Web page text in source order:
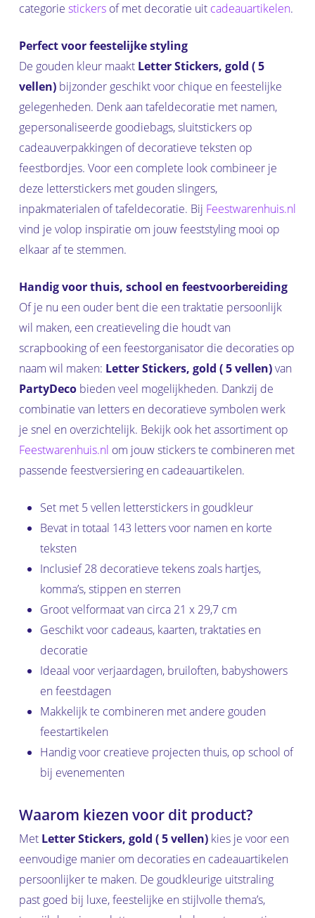
categorie stickersof met decoratie uit cadeauartikelen.
Perfect voor feestelijke styling
De gouden kleur maakt Letter Stickers, gold ( 5
vellen)bijzonder geschikt voor chique en feestelijke
gelegenheden. Denk aan tafeldecoratie met namen,
gepersonaliseerde goodiebags, sluitstickers op
cadeauverpakkingen of decoratieve teksten op
feestbordjes. Voor een complete look combineer je
deze letterstickers met gouden slingers,
inpakmaterialen of tafeldecoratie. Bij Feestwarenhuis.nl
vind je volop inspiratie om jouw feeststyling mooi op
elkaar af te stemmen.
Handig voor thuis, school en feestvoorbereiding
Of je nu een ouder bent die een traktatie persoonlijk
wil maken, een creatieveling die houdt van
scrapbooking of een feestorganisator die decoraties op
naam wil maken: Letter Stickers, gold ( 5 vellen)van
PartyDecobieden veel mogelijkheden. Dankzij de
combinatie van letters en decoratieve symbolen werk
je snel en overzichtelijk. Bekijk ook het assortiment op
Feestwarenhuis.nl om jouw stickers te combineren met
passende feestversiering en cadeauartikelen.
Set met 5 vellen letterstickers in goudkleur
Bevat in totaal 143 letters voor namen en korte
teksten
Inclusief 28 decoratieve tekens zoals hartjes,
komma’s, stippen en sterren
Groot velformaat van circa 21 x 29,7 cm
Geschikt voor cadeaus, kaarten, traktaties en
decoratie
Ideaal voor verjaardagen, bruiloften, babyshowers
en feestdagen
Makkelijk te combineren met andere gouden
feestartikelen
Handig voor creatieve projecten thuis, op school of
bij evenementen
Waarom kiezen voor dit product?
Met Letter Stickers, gold ( 5 vellen)kies je voor een
eenvoudige manier om decoraties en cadeauartikelen
persoonlijker te maken. De goudkleurige uitstraling
past goed bij luxe, feestelijke en stijlvolle thema’s,